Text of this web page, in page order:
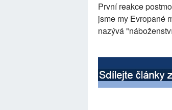
První reakce
jsme my Evropané
nazývá